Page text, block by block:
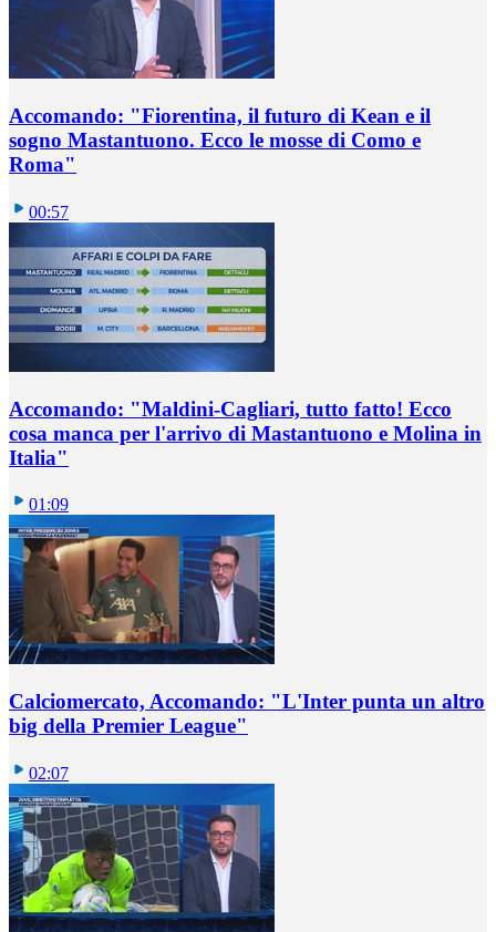
Accomando: "Fiorentina, il futuro di Kean e il
sogno Mastantuono. Ecco le mosse di Como e
Roma"
00:57
Accomando: "Maldini-Cagliari, tutto fatto! Ecco
cosa manca per l'arrivo di Mastantuono e Molina in
Italia"
01:09
Calciomercato, Accomando: "L'Inter punta un altro
big della Premier League"
02:07